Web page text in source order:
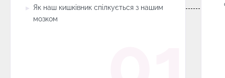
Як наш кишківник спілкується з нашим
мозком